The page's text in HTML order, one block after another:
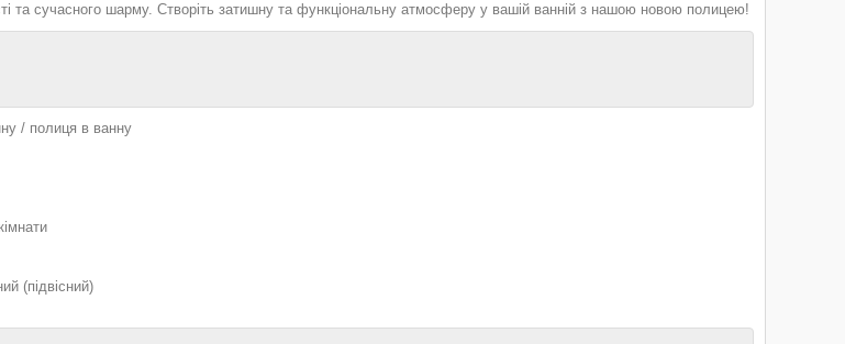
та сучасного шарму. Створіть затишну та функціональну атмосферу у вашій ванній з нашою новою полицею!
/ полиця в ванну
(підвісний)